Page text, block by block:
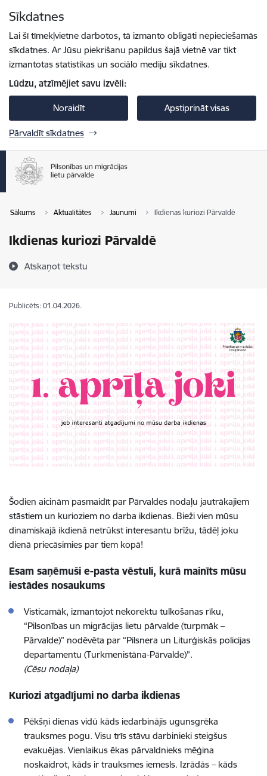
Sīkdatnes
Lai šī tīmekļvietne darbotos, tā izmanto obligāti nepieciešamās
sīkdatnes. Ar Jūsu piekrišanu papildus šajā vietnē var tikt
izmantotas statistikas un sociālo mediju sīkdatnes.
Lūdzu, atzīmējiet savu izvēli:
Noraidīt Apstiprināt visas
Pārvaldīt sīkdatnes
Sākums Aktualitātes Jaunumi Ikdienas kuriozi Pārvaldē
Ikdienas kuriozi Pārvaldē
Atskaņot tekstu
Publicēts: 01.04.2026.
Šodien aicinām pasmaidīt par Pārvaldes nodaļu jautrākajiem
stāstiem un kurioziem no darba ikdienas. Bieži vien mūsu
dinamiskajā ikdienā netrūkst interesantu brīžu, tādēļ joku
dienā priecāsimies par tiem kopā!
Esam saņēmuši e-pasta vēstuli, kurā mainīts mūsu
iestādes nosaukums
Visticamāk, izmantojot nekorektu tulkošanas rīku,
“Pilsonības un migrācijas lietu pārvalde (turpmāk –
Pārvalde)” nodēvēta par “Pilsnera un Liturģiskās policijas
departamentu (Turkmenistāna-Pārvalde)”.
(Cēsu nodaļa)
Kuriozi atgadījumi no darba ikdienas
Pēkšņi dienas vidū kāds iedarbinājis ugunsgrēka
trauksmes pogu. Visu trīs stāvu darbinieki steigšus
evakuējas. Vienlaikus ēkas pārvaldnieks mēģina
noskaidrot, kāds ir trauksmes iemesls. Izrādās – kāds